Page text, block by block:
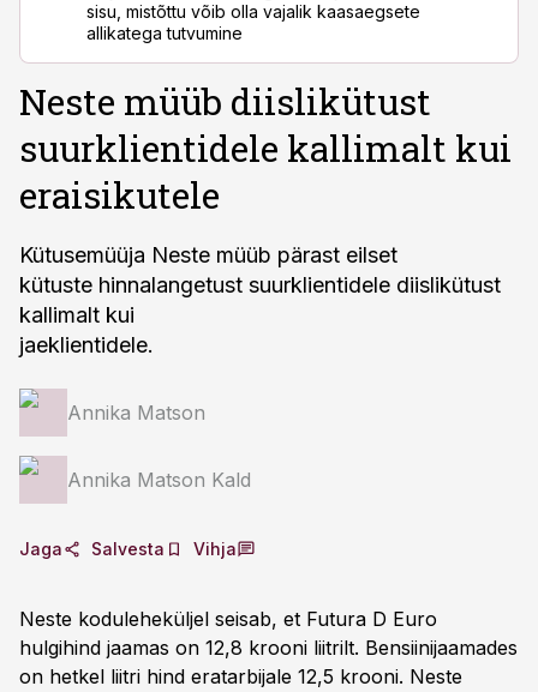
sisu, mistõttu võib olla vajalik kaasaegsete
allikatega tutvumine
Neste müüb diislikütust
suurklientidele kallimalt kui
eraisikutele
Kütusemüüja Neste müüb pärast eilset
kütuste hinnalangetust suurklientidele diislikütust
kallimalt kui
jaeklientidele.
Annika Matson
Annika Matson Kald
Jaga Salvesta Vihja
Neste koduleheküljel seisab, et Futura D Euro
hulgihind jaamas on 12,8 krooni liitrilt. Bensiinijaamades
on hetkel liitri hind eratarbijale 12,5 krooni. Neste